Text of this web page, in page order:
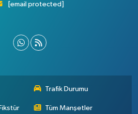
[email protected]
Trafik Durumu
Tüm Manşetler